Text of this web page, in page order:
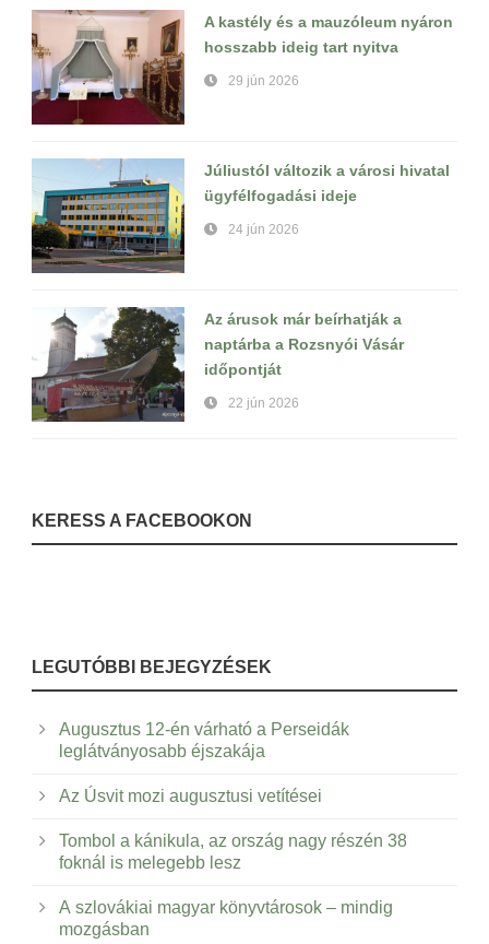
A kastély és a mauzóleum nyáron
hosszabb ideig tart nyitva
29 jún 2026
Júliustól változik a városi hivatal
ügyfélfogadási ideje
24 jún 2026
Az árusok már beírhatják a
naptárba a Rozsnyói Vásár
időpontját
22 jún 2026
KERESS A FACEBOOKON
LEGUTÓBBI BEJEGYZÉSEK
Augusztus 12-én várható a Perseidák
leglátványosabb éjszakája
Az Úsvit mozi augusztusi vetítései
Tombol a kánikula, az ország nagy részén 38
foknál is melegebb lesz
A szlovákiai magyar könyvtárosok – mindig
mozgásban